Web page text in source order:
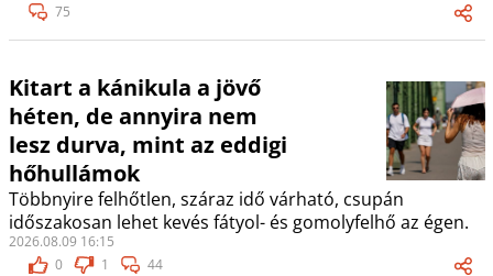
75
Kitart a kánikula a jövő
héten, de annyira nem
lesz durva, mint az eddigi
hőhullámok
Többnyire felhőtlen, száraz idő várható, csupán
időszakosan lehet kevés fátyol- és gomolyfelhő az égen.
2026.08.09 16:15
0
1 44